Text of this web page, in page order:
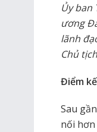
Ủy ban
ương
lãnh
Chủ
Điểm
Sau
nối